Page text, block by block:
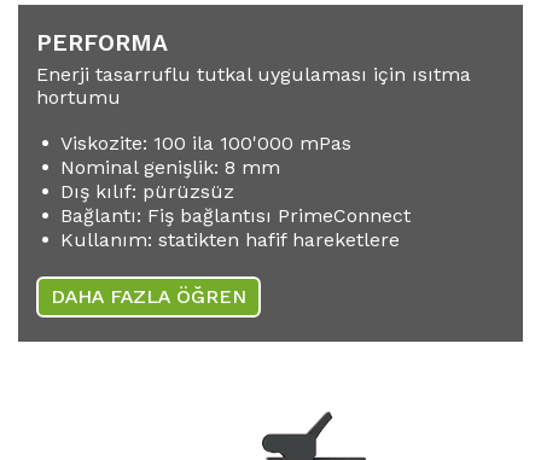
PERFORMA
Enerji tasarruflu tutkal uygulaması için ısıtma
hortumu
Viskozite: 100 ila 100'000 mPas
Nominal genişlik: 8 mm
Dış kılıf: pürüzsüz
Bağlantı: Fiş bağlantısı PrimeConnect
Kullanım: statikten hafif hareketlere
DAHA FAZLA ÖĞREN